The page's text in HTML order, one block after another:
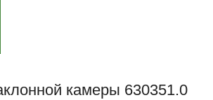
камеры 630351.0